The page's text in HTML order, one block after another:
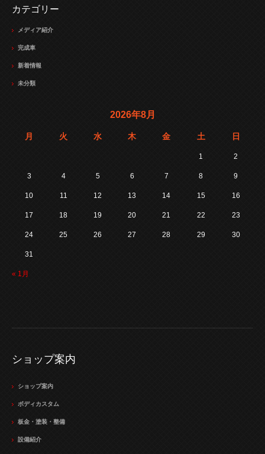
カテゴリー
メディア紹介
完成車
新着情報
未分類
2026年8月
月 火 水 木 金 土 日
« 1月
1 2
3 4 5 6 7 8 9
10 11 12 13 14 15 16
17 18 19 20 21 22 23
24 25 26 27 28 29 30
31
ショップ案内
ショップ案内
ボディカスタム
板金・塗装・整備
設備紹介